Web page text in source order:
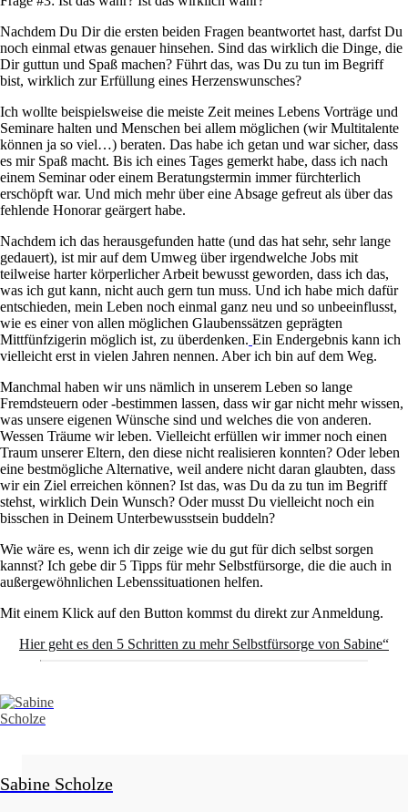
Nachdem Du Dir die ersten beiden Fragen beantwortet hast, darfst Du
noch einmal etwas genauer hinsehen. Sind das wirklich die Dinge, die
Dir guttun und Spaß machen? Führt das, was Du zu tun im Begriff
bist, wirklich zur Erfüllung eines Herzenswunsches?
Ich wollte beispielsweise die meiste Zeit meines Lebens Vorträge und
Seminare halten und Menschen bei allem möglichen (wir Multitalente
können ja so viel…) beraten. Das habe ich getan und war sicher, dass
es mir Spaß macht. Bis ich eines Tages gemerkt habe, dass ich nach
einem Seminar oder einem Beratungstermin immer fürchterlich
erschöpft war. Und mich mehr über eine Absage gefreut als über das
fehlende Honorar geärgert habe.
Nachdem ich das herausgefunden hatte (und das hat sehr, sehr lange
gedauert), ist mir auf dem Umweg über irgendwelche Jobs mit
teilweise harter körperlicher Arbeit bewusst geworden, dass ich das,
was ich gut kann, nicht auch gern tun muss. Und ich habe mich dafür
entschieden, mein Leben noch einmal ganz neu und so unbeeinflusst,
wie es einer von allen möglichen Glaubenssätzen geprägten
Mittfünfzigerin möglich ist, zu überdenken. Ein Endergebnis kann ich
vielleicht erst in vielen Jahren nennen. Aber ich bin auf dem Weg.
Manchmal haben wir uns nämlich in unserem Leben so lange
Fremdsteuern oder -bestimmen lassen, dass wir gar nicht mehr wissen,
was unsere eigenen Wünsche sind und welches die von anderen.
Wessen Träume wir leben. Vielleicht erfüllen wir immer noch einen
Traum unserer Eltern, den diese nicht realisieren konnten? Oder leben
eine bestmögliche Alternative, weil andere nicht daran glaubten, dass
wir ein Ziel erreichen können? Ist das, was Du da zu tun im Begriff
stehst, wirklich Dein Wunsch? Oder musst Du vielleicht noch ein
bisschen in Deinem Unterbewusstsein buddeln?
Wie wäre es, wenn ich dir zeige wie du gut für dich selbst sorgen
kannst? Ich gebe dir 5 Tipps für mehr Selbstfürsorge, die die auch in
außergewöhnlichen Lebenssituationen helfen.
Mit einem Klick auf den Button kommst du direkt zur Anmeldung.
Hier geht es den 5 Schritten zu mehr Selbstfürsorge von Sabine“
Sabine Scholze